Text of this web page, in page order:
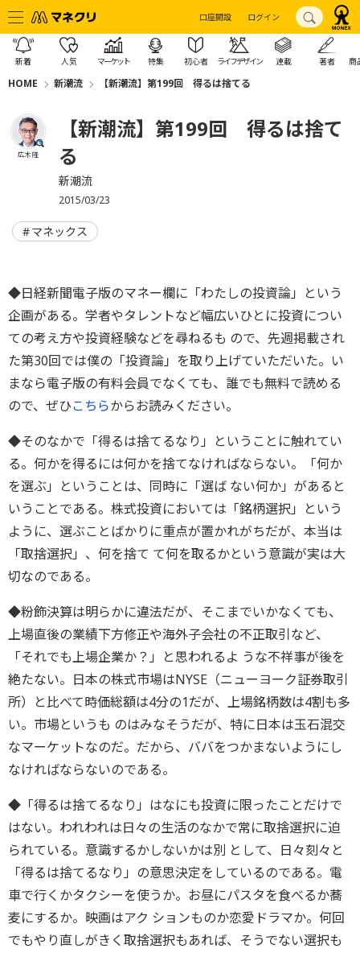
口座開設 ログイン
新着 人気 マーケット 特集 初心者 ライフデザイン 連載 著者 商
HOME 新潮流 【新潮流】第199回 得るは捨てる
広木 隆
【新潮流】第199回 得るは捨て
る
新潮流
2015/03/23
マネックス
◆日経新聞電子版のマネー欄に「わたしの投資論」という
企画がある。学者やタレントなど幅広いひとに投資につい
ての考え方や投資経験などを尋ねるも ので、先週掲載され
た第30回では僕の「投資論」を取り上げていただいた。い
まなら電子版の有料会員でなくても、誰でも無料で読める
ので、ぜひこちらからお読みください。
◆そのなかで「得るは捨てるなり」ということに触れてい
る。何かを得るには何かを捨てなければならない。「何か
を選ぶ」ということは、同時に「選ば ない何か」があると
いうことである。株式投資においては「銘柄選択」という
ように、選ぶことばかりに重点が置かれがちだが、本当は
「取捨選択」、何を捨て て何を取るかという意識が実は大
切なのである。
◆粉飾決算は明らかに違法だが、そこまでいかなくても、
上場直後の業績下方修正や海外子会社の不正取引など、
「それでも上場企業か？」と思われるよ うな不祥事が後を
絶たない。日本の株式市場はNYSE（ニューヨーク証券取引
所）と比べて時価総額は4分の1だが、上場銘柄数は4割も多
い。市場というも のはみなそうだが、特に日本は玉石混交
なマーケットなのだ。だから、ババをつかまないようにし
なければならないのである。
◆「得るは捨てるなり」はなにも投資に限ったことだけで
はない。われわれは日々の生活のなかで常に取捨選択に迫
られている。意識するかしないかは別 として、日々刻々と
「得るは捨てるなり」の意思決定をしているのである。電
車で行くかタクシーを使うか。お昼にパスタを食べるか蕎
麦にするか。映画はアク ションものか恋愛ドラマか。何回
でもやり直しがきく取捨選択もあれば、そうでない選択も